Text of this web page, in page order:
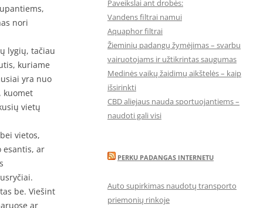
nori
lygių, tačiau
kuriame
yra nuo
kuomet
vietų
vietos,
esantis, ar
be. Viešint
ar
Paveikslai ant drobės:
Vandens filtrai namui
Aquaphor filtrai
Žieminių padangų žymėjimas – svarbu
vairuotojams ir užtikrintas saugumas
Medinės vaikų žaidimų aikštelės – kaip
išsirinkti
CBD aliejaus nauda sportuojantiems –
naudoti gali visi
PERKU PADANGAS INTERNETU
Auto supirkimas naudotų transporto
priemonių rinkoje